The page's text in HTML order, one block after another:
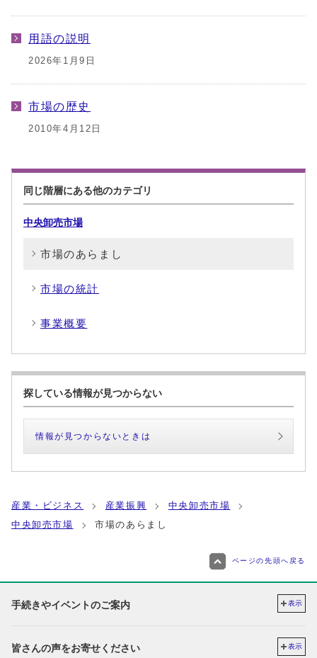
用語の説明
2026年1月9日
市場の歴史
2010年4月12日
同じ階層にある他のカテゴリ
中央卸売市場
市場のあらまし
市場の統計
事業概要
探している情報が見つからない
情報が見つからないときは
産業・ビジネス 産業振興
中央卸売市場
中央卸売市場
市場のあらまし
ページの先頭へ戻る
手続きやイベントのご案内 表示
皆さんの声をお寄せください 表示